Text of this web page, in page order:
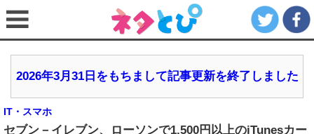
2026年3月31日をもちまして記事更新を終了しました
IT・スマホ
セブン－イレブン、ローソンで1,500円以上のiTunesカー